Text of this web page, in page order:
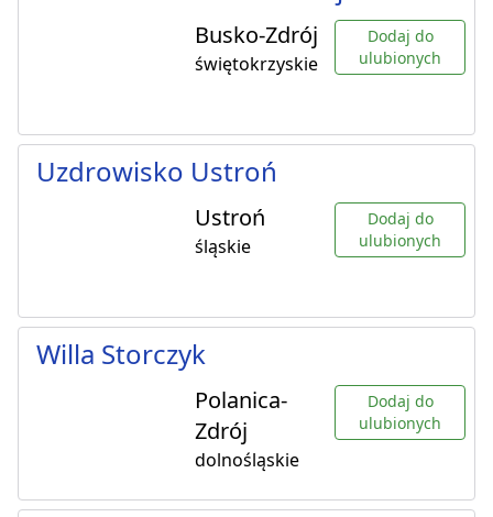
Busko-Zdrój
świętokrzyskie
Dodaj do
ulubionych
Uzdrowisko Ustroń
Ustroń
śląskie
Dodaj do
ulubionych
Willa Storczyk
Polanica-
Zdrój
dolnośląskie
Dodaj do
ulubionych